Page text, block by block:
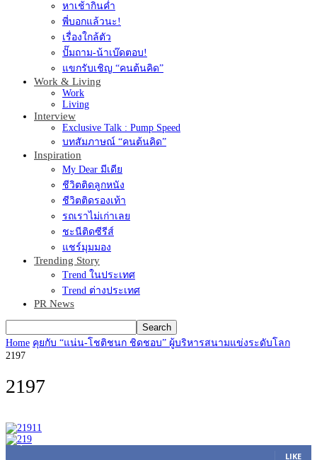
หาเช้ากินค่ำ
พี่บอกแล้วนะ!
เรื่องใกล้ตัว
ปั๊มถาม-น้าเบ๊ดตอบ!
แขกรับเชิญ “คนต้นคิด”
Work & Living
Work
Living
Interview
Exclusive Talk : Pump Speed
บทสัมภาษณ์ “คนต้นคิด”
Inspiration
My Dear มีเดีย
ชีวิตติดลูกหนัง
ชีวิตติดรองเท้า
รถเราไม่เก่าเลย
ชะนีติดซีรีส์
แชร์มุมมอง
Trending Story
Trend ในประเทศ
Trend ต่างประเทศ
PR News
Home คุยกับ “แน่น-โชติชนก ชิดชอบ” ผู้บริหารสนามแข่งระดับโลก
2197
2197
45,305
LIKE